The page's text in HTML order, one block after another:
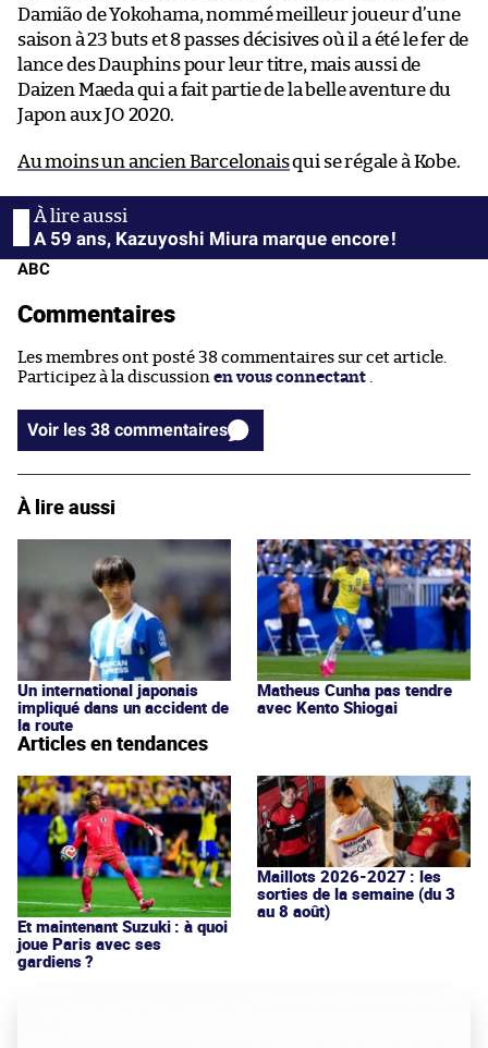
Damião de Yokohama, nommé meilleur joueur d’une
saison à 23 buts et 8 passes décisives où il a été le fer de
lance des Dauphins pour leur titre, mais aussi de
Daizen Maeda qui a fait partie de la belle aventure du
Japon aux JO 2020.
Au moins un ancien Barcelonaisqui se régale à Kobe.
A 59 ans, Kazuyoshi Miura marque encore !
ABC
Commentaires
Les membres ont posté 38 commentaires sur cet article.
Participez à la discussion en vous connectant
Voir les 38 commentaires
À lire aussi
Un international japonais
impliqué dans un accident de
la route
Matheus Cunha pas tendre
avec Kento Shiogai
Articles en tendances
Et maintenant Suzuki : à quoi
joue Paris avec ses
gardiens ?
Maillots 2026-2027 : les
sorties de la semaine (du 3
au 8 août)